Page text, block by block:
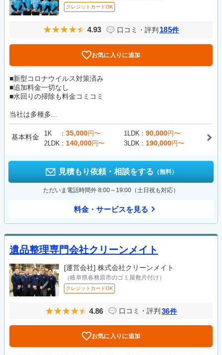
クレジットカードOK
4.93 口コミ・評判 185件
お気に入りに追加
■新型コロナウイルス対策済み
■追加料金一切なし
■水回りの掃除も料金コミコミ
当社は多種多...
基本料金 1K 35,000円〜 1LDK 90,000円〜
2LDK
140,000円〜 3LDK 190,000円〜
見積もり依頼・相談をする （無料）
ただいま電話時間外 8:00～19:00（土日祝も対応）
料金・サービスを見る
遺品整理専門会社クリーンメイト
[運営会社] 株式会社クリーンメイト
（岐阜県各務原市のゴミ屋敷片付け）
クレジットカードOK
4.86 口コミ・評判 36件
お気に入りに追加